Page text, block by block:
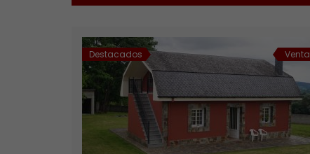
Destacados Venta